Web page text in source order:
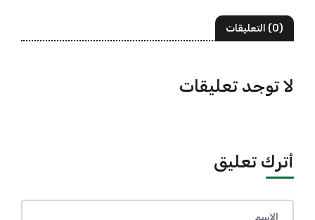
(0) التعليقات
لا توجد تعليقات
أترك تعليق